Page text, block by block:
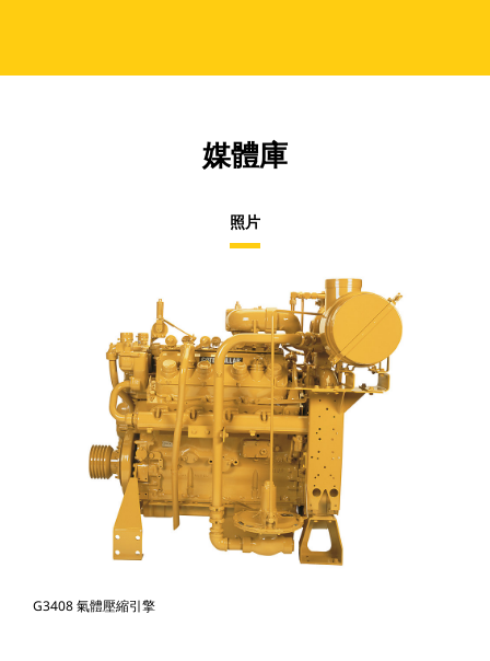
媒體庫
照片
G3408 氣體壓縮引擎